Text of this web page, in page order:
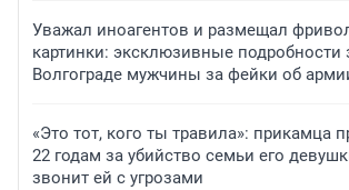
Уважал иноагентов и размещал
картинки: эксклюзивные подробности
Волгограде мужчины за фейки об
«Это тот, кого ты травила»: прикамца
22 годам за убийство семьи его
звонит ей с угрозами